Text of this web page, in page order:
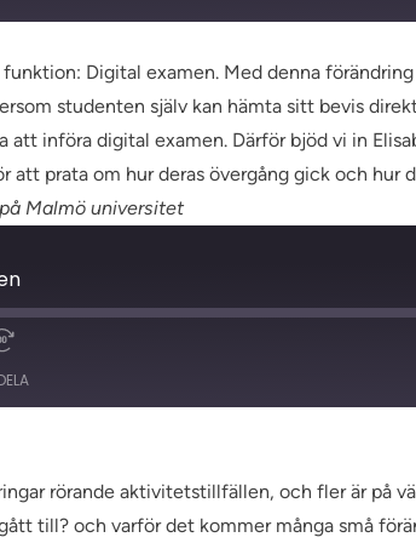
Digital examen. Med denna
studenten själv kan hämta sitt bevis
införa digital examen. Därför bjöd vi in
prata om hur deras övergång gick och hur
Malmö universitet
rörande aktivitetstillfällen, och fler är på
till? och varför det kommer många små